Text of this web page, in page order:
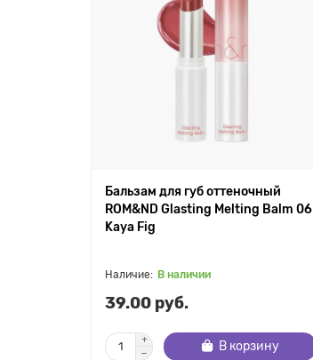
Бальзам для губ оттеночный
ROM&ND Glasting Melting Balm 06
Kaya Fig
В наличии
39.00 руб.
В корзину